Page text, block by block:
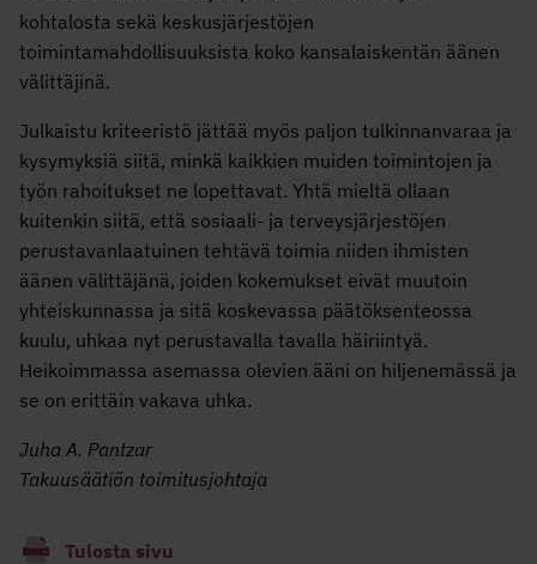
kohtalosta sekä keskusjärjestöjen
toimintamahdollisuuksista koko kansalaiskentän äänen
välittäjinä.
Julkaistu kriteeristö jättää myös paljon tulkinnanvaraa ja
kysymyksiä siitä, minkä kaikkien muiden toimintojen ja
työn rahoitukset ne lopettavat. Yhtä mieltä ollaan
kuitenkin siitä, että sosiaali- ja terveysjärjestöjen
perustavanlaatuinen tehtävä toimia niiden ihmisten
äänen välittäjänä, joiden kokemukset eivät muutoin
yhteiskunnassa ja sitä koskevassa päätöksenteossa
kuulu, uhkaa nyt perustavalla tavalla häiriintyä.
Heikoimmassa asemassa olevien ääni on hiljenemässä ja
se on erittäin vakava uhka.
Juha A. Pantzar
Takuusäätiön toimitusjohtaja
Tulosta sivu